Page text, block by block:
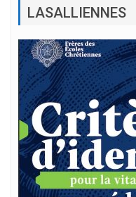
LASALLIENNES